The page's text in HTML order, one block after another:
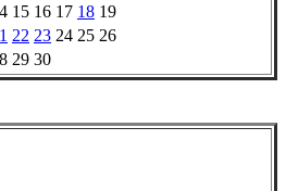
15 16 17 18 19
22 23 24 25 26
29 30